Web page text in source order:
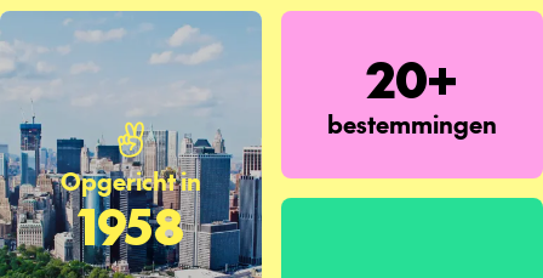
Opgericht in
1958
20+
bestemmingen